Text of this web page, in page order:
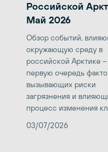
Российской
Май 2026
Обзор событий,
окружающую среду в
российской Арктике –
первую очередь
вызывающих риски
загрязнения и
процесс изменения
03/07/2026